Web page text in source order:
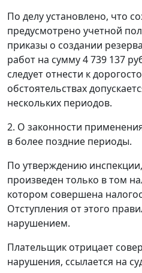
По делу установлено, что
предусмотрено учетной
приказы о создании
работ на сумму 4 739 137
следует отнести к
обстоятельствах
нескольких периодов.
2. О законности
в более поздние периоды.
По утверждению
произведен только в том
котором совершена
Отступления от этого
нарушением.
Плательщик отрицает
нарушения, ссылается на